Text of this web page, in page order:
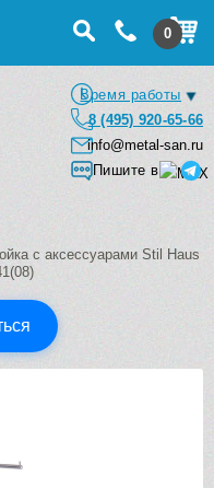
0
Время работы
8 (495) 920-65-66
info@metal-san.ru
Пишите в
с аксессуарами Stil Haus